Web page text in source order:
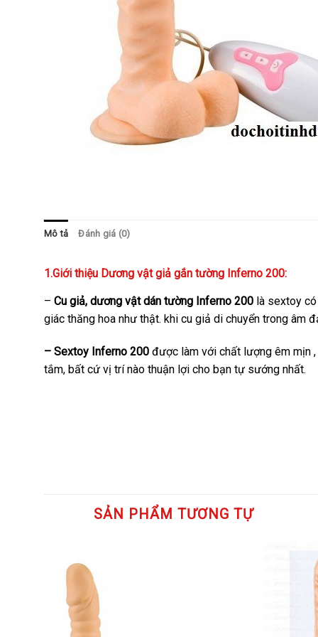
Mô tả Đánh giá (0)
1.Giới thiệu Dương vật giả gắn tường Inferno 200:
– Cu giả, dương vật dán tường Inferno 200 là sextoy
giác thăng hoa như thật. khi cu giả di chuyển trong âm
– Sextoy Inferno 200 được làm với chất lượng êm mịn
tắm, bất cứ vị trí nào thuận lợi cho bạn tự sướng nhất.
SẢN PHẨM TƯƠNG TỰ